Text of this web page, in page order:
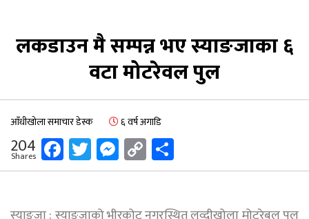
लकडाउन मै सम्पन्न भए स्याङजाका ६
वटा मोटरेवल पुल
आँधीखोला समाचार डेस्क ६ वर्ष अगाडि
204
Shares Facebook
Twitter
Messenger
Copy
Link